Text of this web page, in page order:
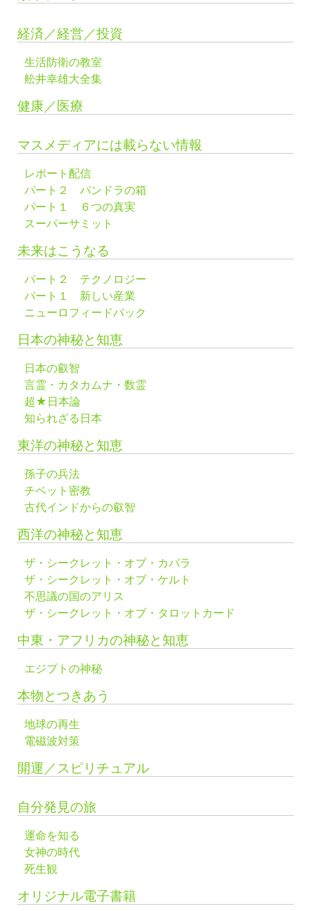
経済／経営／投資
生活防衛の教室
舩井幸雄大全集
健康／医療
マスメディアには載らない情報
レポート配信
パート２ パンドラの箱
パート１ ６つの真実
スーパーサミット
未来はこうなる
パート２ テクノロジー
パート１ 新しい産業
ニューロフィードバック
日本の神秘と知恵
日本の叡智
言霊・カタカムナ・数霊
超★日本論
知られざる日本
東洋の神秘と知恵
孫子の兵法
チベット密教
古代インドからの叡智
西洋の神秘と知恵
ザ・シークレット・オブ・カバラ
ザ・シークレット・オブ・ケルト
不思議の国のアリス
ザ・シークレット・オブ・タロットカード
中東・アフリカの神秘と知恵
エジプトの神秘
本物とつきあう
地球の再生
電磁波対策
開運／スピリチュアル
自分発見の旅
運命を知る
女神の時代
死生観
オリジナル電子書籍